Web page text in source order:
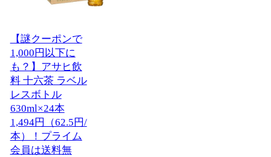
【謎クーポンで
1,000円以下に
も？】アサヒ飲
料 十六茶 ラベル
レスボトル
630ml×24本
1,494円（62.5円/
本）！プライム
会員は送料無